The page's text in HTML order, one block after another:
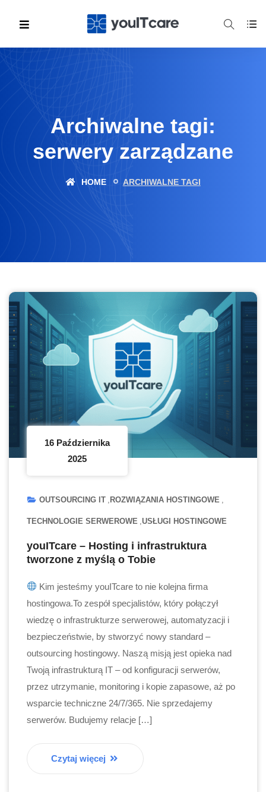
Archiwalne tagi:
serwery zarządzane
HOME ARCHIWALNE TAGI
16 Października
2025
OUTSOURCING IT ROZWIĄZANIA HOSTINGOWE
TECHNOLOGIE SERWEROWE USŁUGI HOSTINGOWE
youITcare – Hosting i infrastruktura
tworzone z myślą o Tobie
Kim jesteśmy youITcare to nie kolejna firma
hostingowa.To zespół specjalistów, który połączył
wiedzę o infrastrukturze serwerowej, automatyzacji i
bezpieczeństwie, by stworzyć nowy standard –
outsourcing hostingowy. Naszą misją jest opieka nad
Twoją infrastrukturą IT – od konfiguracji serwerów,
przez utrzymanie, monitoring i kopie zapasowe, aż po
wsparcie techniczne 24/7/365. Nie sprzedajemy
serwerów. Budujemy relacje […]
Czytaj więcej